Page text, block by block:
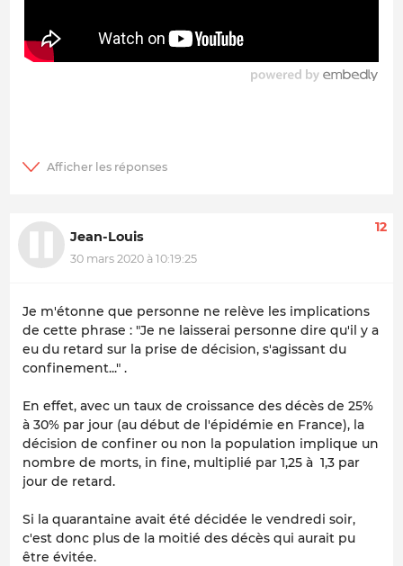
Jean-Louis
30 mars 2020 à 10:19:25
12
Je m'étonne que personne ne relève les implications
de cette phrase : "Je ne laisserai personne dire qu'il y a
eu du retard sur la prise de décision, s'agissant du
confinement..." .
En effet, avec un taux de croissance des décès de 25%
à 30% par jour (au début de l'épidémie en France), la
décision de confiner ou non la population implique un
nombre de morts, in fine, multiplié par 1,25 à 1,3 par
jour de retard.
Si la quarantaine avait été décidée le vendredi soir,
c'est donc plus de la moitié des décès qui aurait pu
être évitée.